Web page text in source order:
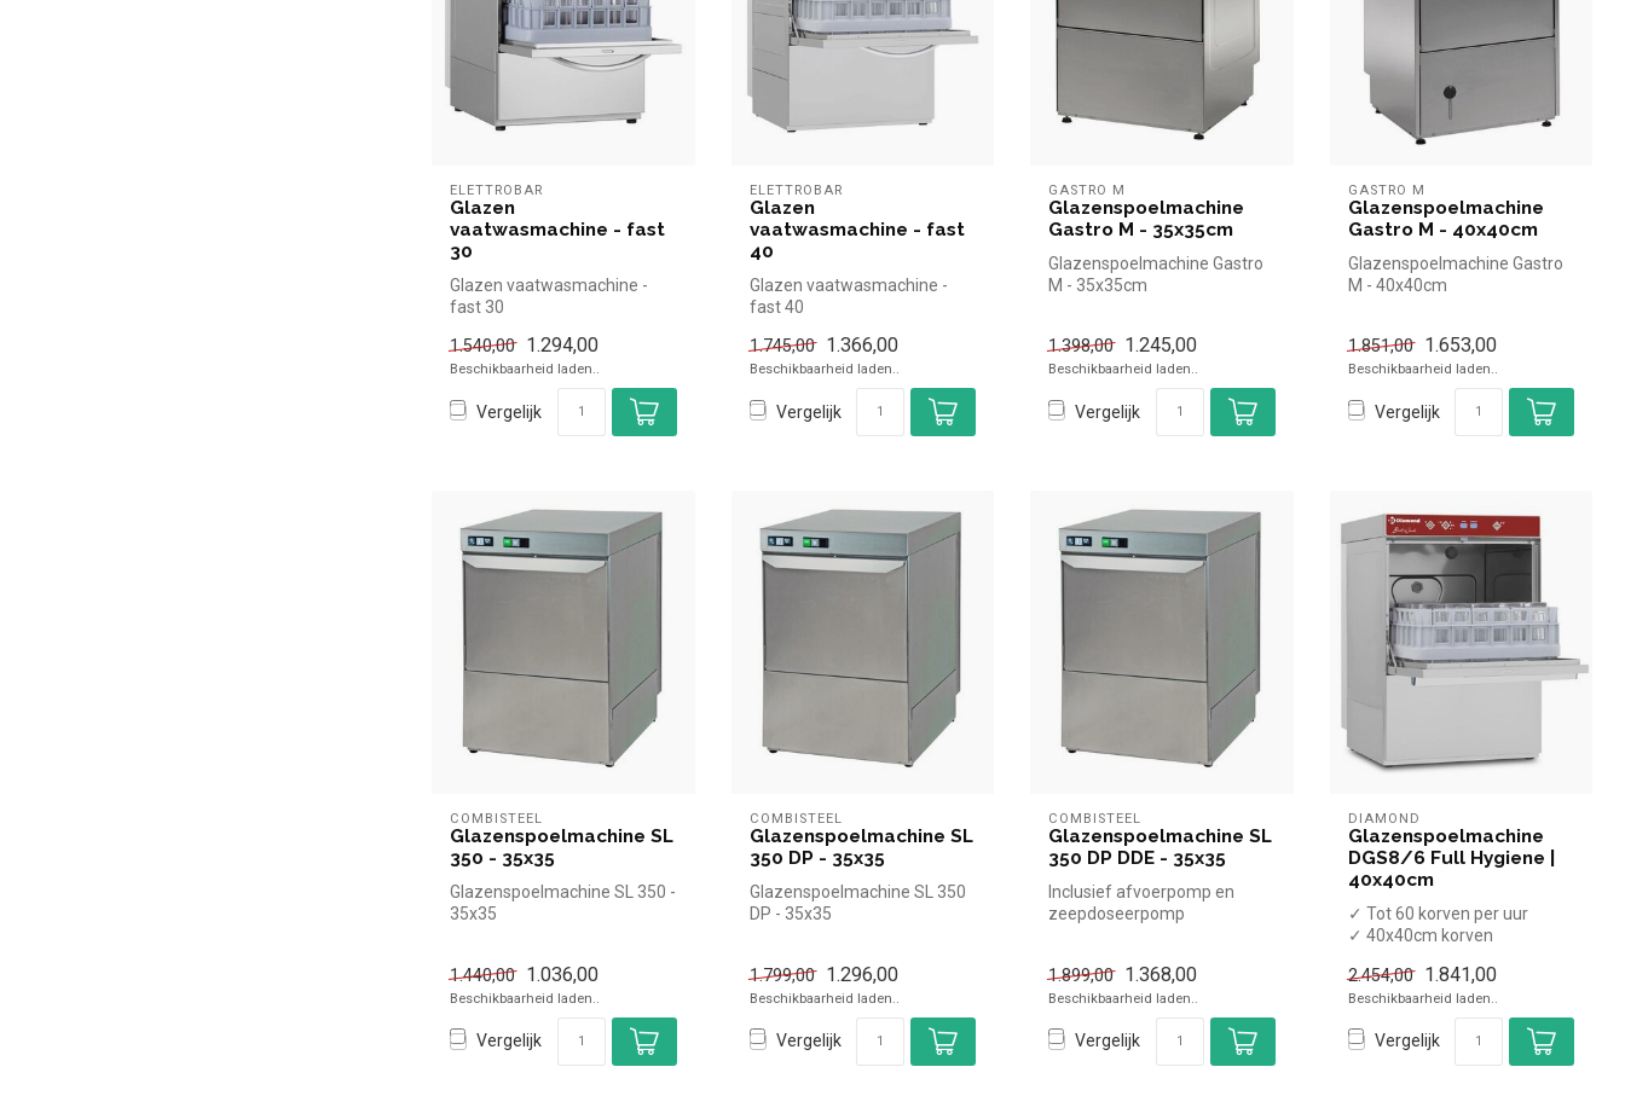
ELETTROBAR
Glazen
vaatwasmachine - fast
30
Glazen vaatwasmachine -
fast 30
1.540,00 1.294,00
Beschikbaarheid laden..
Vergelijk
ELETTROBAR
Glazen
vaatwasmachine - fast
40
Glazen vaatwasmachine -
fast 40
1.745,00 1.366,00
Beschikbaarheid laden..
Vergelijk
GASTRO M
Glazenspoelmachine
Gastro M - 35x35cm
Glazenspoelmachine Gastro
M - 35x35cm
1.398,00 1.245,00
Beschikbaarheid laden..
Vergelijk
GASTRO M
Glazenspoelmachine
Gastro M - 40x40cm
Glazenspoelmachine Gastro
M - 40x40cm
1.851,00 1.653,00
Beschikbaarheid laden..
Vergelijk
COMBISTEEL
Glazenspoelmachine SL
350 - 35x35
Glazenspoelmachine SL 350 -
35x35
1.440,00 1.036,00
Beschikbaarheid laden..
Vergelijk
COMBISTEEL
Glazenspoelmachine SL
350 DP - 35x35
Glazenspoelmachine SL 350
DP - 35x35
1.799,00 1.296,00
Beschikbaarheid laden..
Vergelijk
COMBISTEEL
Glazenspoelmachine SL
350 DP DDE - 35x35
Inclusief afvoerpomp en
zeepdoseerpomp
1.899,00 1.368,00
Beschikbaarheid laden..
Vergelijk
DIAMOND
Glazenspoelmachine
DGS8/6 Full Hygiene |
40x40cm
✓ Tot 60 korven per uur
✓ 40x40cm korven
2.454,00 1.841,00
Beschikbaarheid laden..
Vergelijk